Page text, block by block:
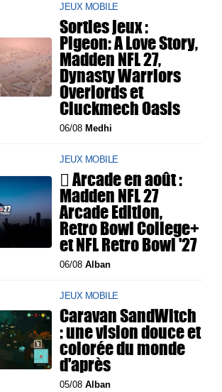
JEUX MOBILE
Sorties jeux :
Pigeon: A Love Story,
Madden NFL 27,
Dynasty Warriors
Overlords et
Cluckmech Oasis
06/08Medhi
JEUX MOBILE
 Arcade en août :
Madden NFL 27
Arcade Edition,
Retro Bowl College+
et NFL Retro Bowl '27
06/08Alban
JEUX MOBILE
Caravan SandWitch
: une vision douce et
colorée du monde
d'après
05/08Alban